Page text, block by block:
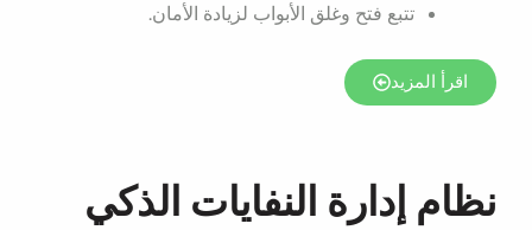
تتبع فتح وغلق الأبواب لزيادة الأمان.
اقرأ المزيد
نظام إدارة النفايات الذكي